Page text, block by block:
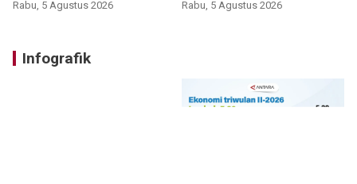
Rabu, 5 Agustus 2026 Rabu, 5 Agustus 2026
Infografik